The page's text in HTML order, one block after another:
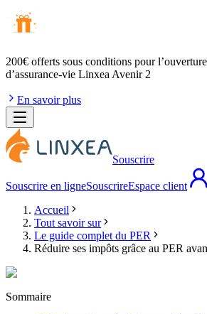
200€ offerts sous conditions pour
d’assurance-vie Linxea Avenir 2
En savoir plus
Souscrire
Souscrire en ligneSouscrireEspace client
Accueil
Tout savoir sur
Le guide complet du PER
Réduire ses impôts grâce au PER
Sommaire